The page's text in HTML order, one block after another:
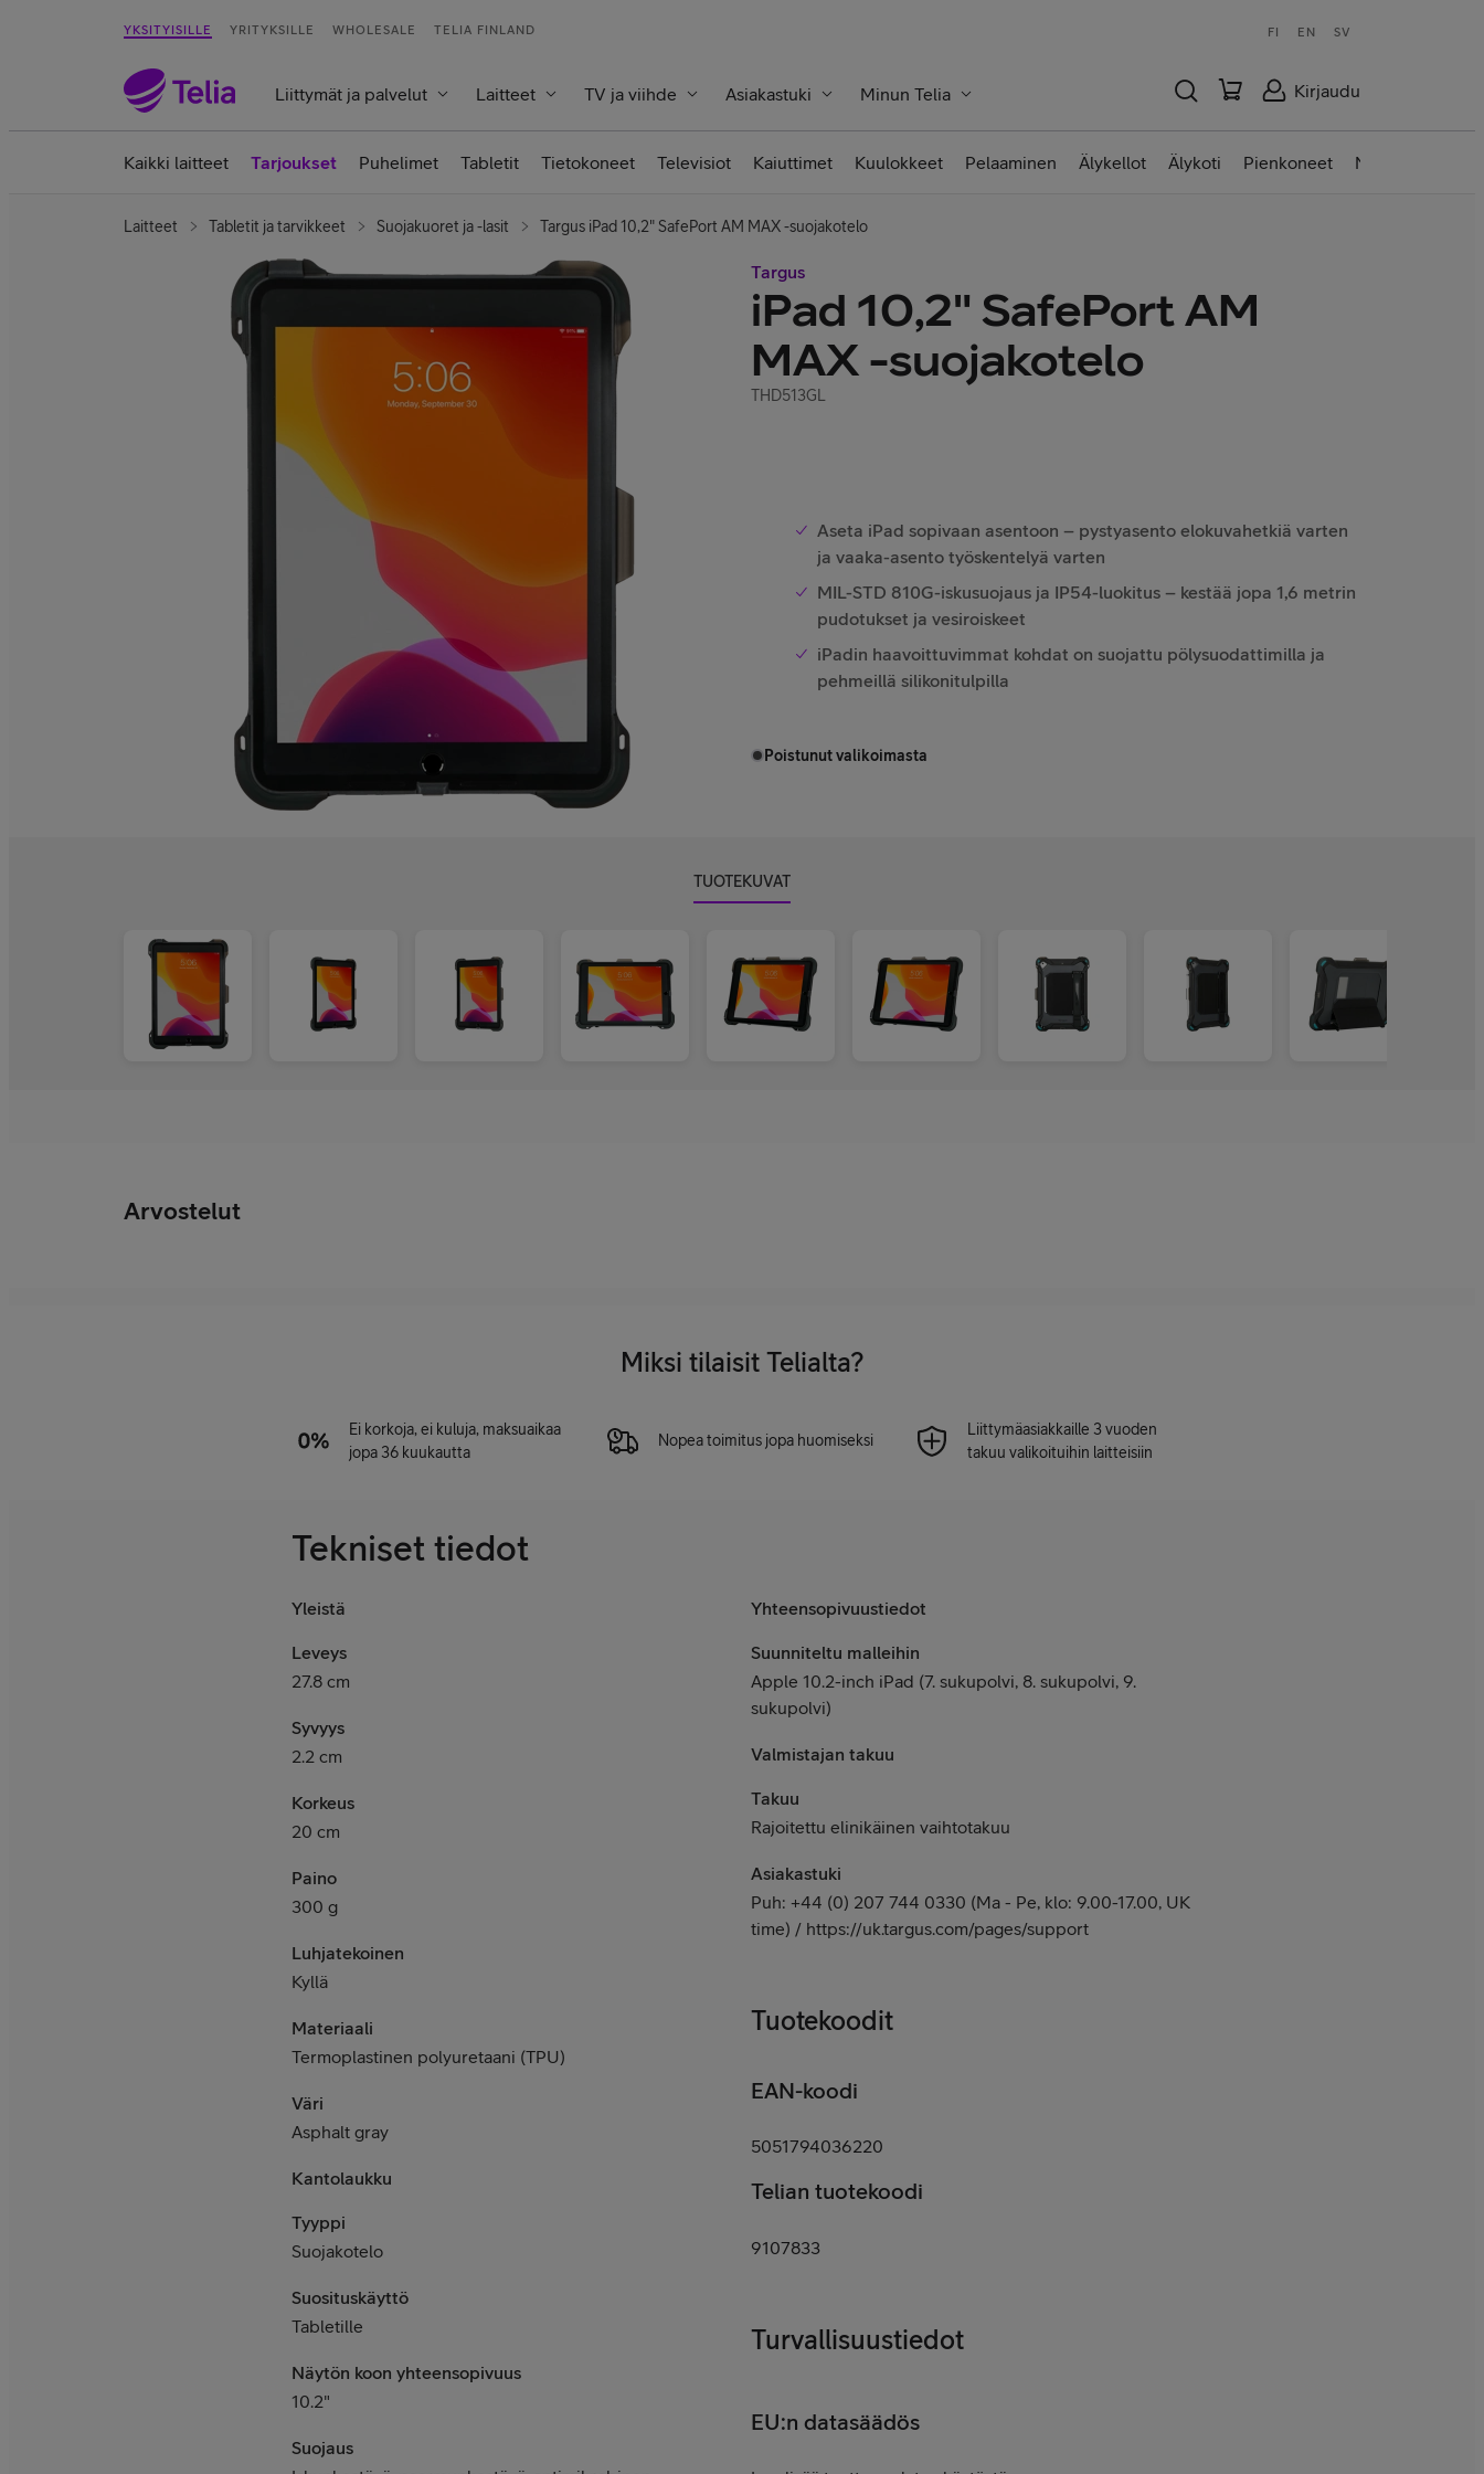
YKSITYISILLE YRITYKSILLE WHOLESALE TELIA FINLAND FI EN SV
Liittymät ja palvelut Laitteet TV ja viihde Asiakastuki Minun Telia Kirjaudu
Kaikki laitteet Tarjoukset Puhelimet Tabletit Tietokoneet Televisiot Kaiuttimet Kuulokkeet Pelaaminen Älykellot Älykoti Pienkoneet Nettilaitteet
Laitteet Tabletit ja tarvikkeet Suojakuoret ja -lasit Targus iPad 10,2" SafePort AM MAX -suojakotelo
Targus
iPad 10,2" SafePort AM
MAX -suojakotelo
THD513GL
Aseta iPad sopivaan asentoon – pystyasento elokuvahetkiä varten
ja vaaka-asento työskentelyä varten
MIL-STD 810G-iskusuojaus ja IP54-luokitus – kestää jopa 1,6 metrin
pudotukset ja vesiroiskeet
iPadin haavoittuvimmat kohdat on suojattu pölysuodattimilla ja
pehmeillä silikonitulpilla
Poistunut valikoimasta
TUOTEKUVAT
Arvostelut
Miksi tilaisit Telialta?
Ei korkoja, ei kuluja, maksuaikaa
jopa 36 kuukautta
Nopea toimitus jopa huomiseksi
Liittymäasiakkaille 3 vuoden
takuu valikoituihin laitteisiin
Tekniset tiedot
Yleistä
Leveys
27.8 cm
Syvyys
2.2 cm
Korkeus
20 cm
Paino
300 g
Luhjatekoinen
Kyllä
Materiaali
Termoplastinen polyuretaani (TPU)
Väri
Asphalt gray
Kantolaukku
Tyyppi
Suojakotelo
Suosituskäyttö
Tabletille
Näytön koon yhteensopivuus
10.2"
Suojaus
Yhteensopivuustiedot
Suunniteltu malleihin
Apple 10.2-inch iPad (7. sukupolvi, 8. sukupolvi, 9.
sukupolvi)
Valmistajan takuu
Takuu
Rajoitettu elinikäinen vaihtotakuu
Asiakastuki
Puh: +44 (0) 207 744 0330 (Ma - Pe, klo: 9.00-17.00, UK
time) / https://uk.targus.com/pages/support
Tuotekoodit
EAN-koodi
5051794036220
Telian tuotekoodi
9107833
Turvallisuustiedot
EU:n datasäädös